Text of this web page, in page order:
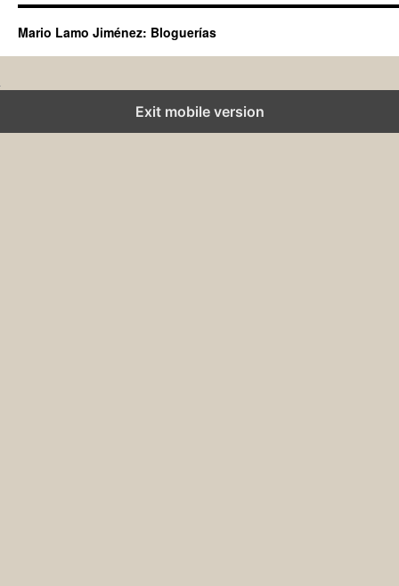
Mario Lamo Jiménez: Bloguerías
Exit mobile version